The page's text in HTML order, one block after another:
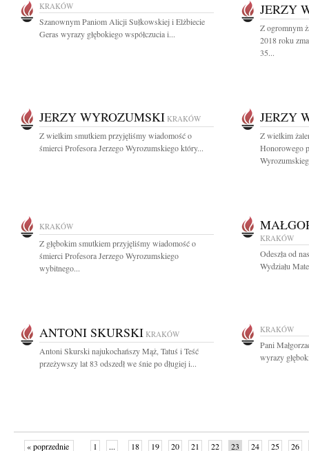
KRAKÓW
Szanownym Paniom Alicji Sułkowskiej i Elżbiecie
Geras wyrazy głębokiego współczucia i...
JERZY
Z ogromnym
2018 roku
35...
JERZY WYROZUMSKI KRAKÓW
Z wielkim smutkiem przyjęliśmy wiadomość o
śmierci Profesora Jerzego Wyrozumskiego który...
JERZY
Z wielkim
Honorowego
KRAKÓW
Z głębokim smutkiem przyjęliśmy wiadomość o
śmierci Profesora Jerzego Wyrozumskiego
wybitnego...
KRAKÓW
Odeszła od
Wydziału
ANTONI SKURSKI KRAKÓW
Antoni Skurski najukochańszy Mąż, Tatuś i Teść
przeżywszy lat 83 odszedł we śnie po długiej i...
KRAKÓW
Pani
wyrazy
« poprzednie 1 ... 18 19 20 21 22 23 24 25 26